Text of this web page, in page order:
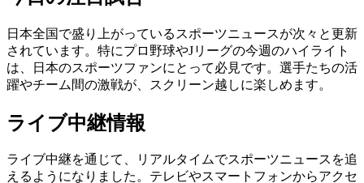
の
ス
ポ
ー
ツ
ニ
ュ
ー
最
新
日本全国で盛り上がっているスポーツニュースが次々と更新
されています。特にプロ野球やJリーグの今週のハイライト
は、日本のスポーツファンにとって必見です。選手たちの活
躍やチーム間の激戦が、スクリーン越しに楽しめます。
ライブ中継情報
ライブ中継を通じて、リアルタイムでスポーツニュースを追
えるようになりました。テレビやスマートフォンからアクセ